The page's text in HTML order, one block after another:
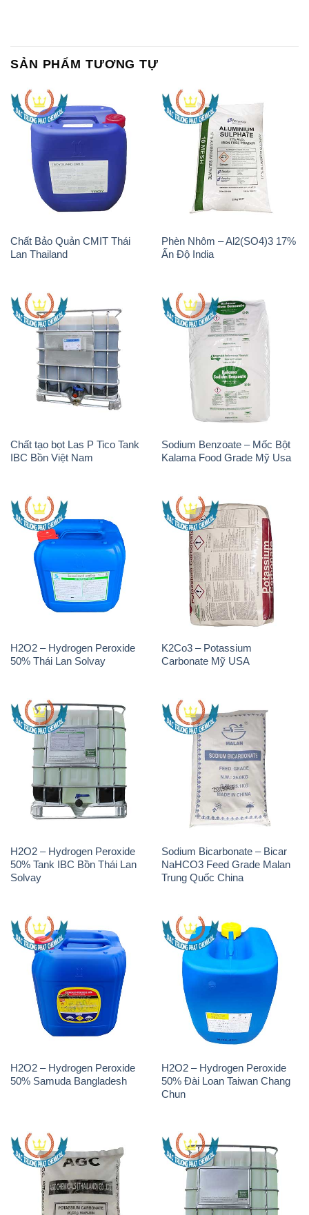
SẢN PHẨM TƯƠNG TỰ
Chất Bảo Quản CMIT Thái
Lan Thailand
Phèn Nhôm – Al2(SO4)3 17%
Ấn Độ India
Chất tạo bọt Las P Tico Tank
IBC Bồn Việt Nam
Sodium Benzoate – Mốc Bột
Kalama Food Grade Mỹ Usa
H2O2 – Hydrogen Peroxide
50% Thái Lan Solvay
K2Co3 – Potassium
Carbonate Mỹ USA
H2O2 – Hydrogen Peroxide
50% Tank IBC Bồn Thái Lan
Solvay
Sodium Bicarbonate – Bicar
NaHCO3 Feed Grade Malan
Trung Quốc China
H2O2 – Hydrogen Peroxide
50% Samuda Bangladesh
H2O2 – Hydrogen Peroxide
50% Đài Loan Taiwan Chang
Chun